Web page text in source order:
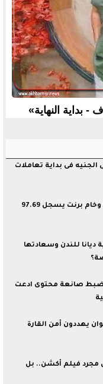
بداية النهاية»
الجنيه فى بداية تعاملات
هبوط أسعار النفط 6% وخام برنت يسجل 97.69
للندن وسعادتها
صانعة محتوى ادعت
يهددون أمن القارة
فيلم أكشن.. بل